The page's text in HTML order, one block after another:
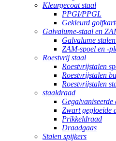
Kleurgecoat staal
PPGI/PPGL
Gekleurd
Galvalume-staal en
Galvalume
ZAM-spoel en -
Roestvrij staal
Roestvrijstalen
Roestvrijstalen
Roestvrijstalen
staaldraad
Gegalvaniseerde
Zwart gegloeide
Prikkeldraad
Draadgaas
Stalen spijkers